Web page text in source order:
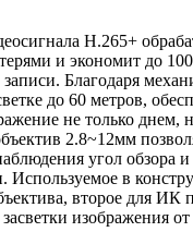
H.265+
и экономит до
Благодаря
до 60 метров,
не только днем,
2.8~12мм
угол обзора и
Используемое в
второе для ИК
засветки изображения